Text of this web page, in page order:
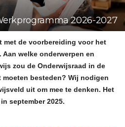
2026-2027
met de voorbereiding voor het
Aan welke onderwerpen en
zou de Onderwijsraad in de
besteden? Wij nodigen
uit om mee te denken. Het
september 2025.